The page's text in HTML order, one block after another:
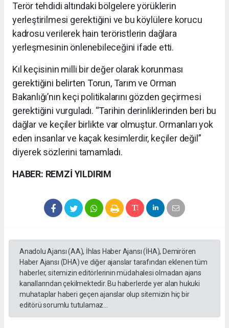
Terör tehdidi altındaki bölgelere yörüklerin
yerleştirilmesi gerektiğini ve bu köylülere korucu
kadrosu verilerek hain teröristlerin dağlara
yerleşmesinin önlenebileceğini ifade etti.
Kıl keçisinin milli bir değer olarak korunması
gerektiğini belirten Torun, Tarım ve Orman
Bakanlığı’nın keçi politikalarını gözden geçirmesi
gerektiğini vurguladı. “Tarihin derinliklerinden beri bu
dağlar ve keçiler birlikte var olmuştur. Ormanları yok
eden insanlar ve kaçak kesimlerdir, keçiler değil”
diyerek sözlerini tamamladı.
HABER: REMZİ YILDIRIM
Anadolu Ajansı (AA), İhlas Haber Ajansı (İHA), Demirören
Haber Ajansı (DHA) ve diğer ajanslar tarafından eklenen tüm
haberler, sitemizin editörlerinin müdahalesi olmadan ajans
kanallarından çekilmektedir. Bu haberlerde yer alan hukuki
muhataplar haberi geçen ajanslar olup sitemizin hiç bir
editörü sorumlu tutulamaz...